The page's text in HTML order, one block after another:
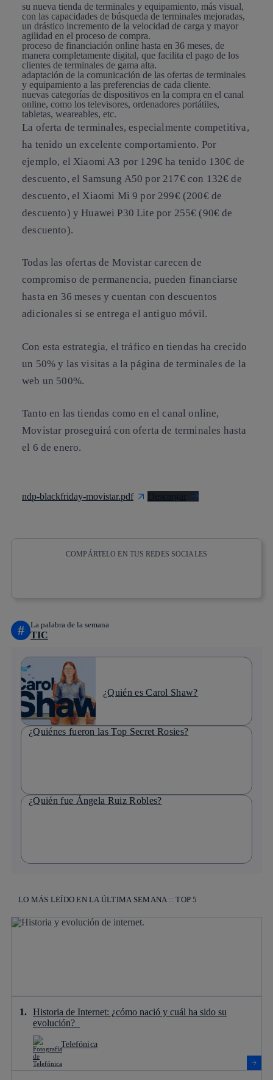
su nueva tienda de terminales y equipamiento, más visual,
con las capacidades de búsqueda de terminales mejoradas,
un drástico incremento de la velocidad de carga y mayor
agilidad en el proceso de compra.
proceso de financiación online hasta en 36 meses, de
manera completamente digital, que facilita el pago de los
clientes de terminales de gama alta.
adaptación de la comunicación de las ofertas de terminales
y equipamiento a las preferencias de cada cliente.
nuevas categorías de dispositivos en la compra en el canal
online, como los televisores, ordenadores portátiles,
tabletas, weareables, etc.
La oferta de terminales, especialmente competitiva,
ha tenido un excelente comportamiento. Por
ejemplo, el Xiaomi A3 por 129€ ha tenido 130€ de
descuento, el Samsung A50 por 217€ con 132€ de
descuento, el Xiaomi Mi 9 por 299€ (200€ de
descuento) y Huawei P30 Lite por 255€ (90€ de
descuento).
Todas las ofertas de Movistar carecen de
compromiso de permanencia, pueden financiarse
hasta en 36 meses y cuentan con descuentos
adicionales si se entrega el antiguo móvil.
Con esta estrategia, el tráfico en tiendas ha crecido
un 50% y las visitas a la página de terminales de la
web un 500%.
Tanto en las tiendas como en el canal online,
Movistar proseguirá con oferta de terminales hasta
el 6 de enero.
ndp-blackfriday-movistar.pdf Descargar
COMPÁRTELO EN TUS REDES SOCIALES
# La palabra de la semana
TIC
¿Quién es Carol Shaw?
¿Quiénes fueron las Top Secret Rosies?
¿Quién fue Ángela Ruiz Robles?
LO MÁS LEÍDO EN LA ÚLTIMA SEMANA :: TOP 5
Historia de Internet: ¿cómo nació y cuál ha sido su
evolución?
Telefónica